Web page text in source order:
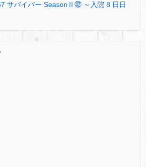
サバイバー SeasonⅡ㊷ ～入院 8 日日